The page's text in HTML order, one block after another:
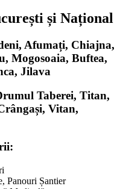
și Național
Afumați, Chiajna,
Mogosoaia, Buftea,
Jilava
Taberei, Titan,
Vitan,
Panouri Șantier